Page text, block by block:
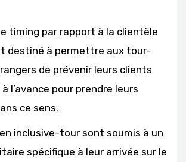
timing par rapport à la clientèle
destiné à permettre aux tour-
de prévenir leurs clients
l’avance pour prendre leurs
ce sens.
inclusive-tour sont soumis à un
spécifique à leur arrivée sur le